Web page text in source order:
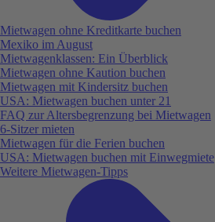
Mietwagen ohne Kreditkarte buchen
Mexiko im August
Mietwagenklassen: Ein Überblick
Mietwagen ohne Kaution buchen
Mietwagen mit Kindersitz buchen
USA: Mietwagen buchen unter 21
FAQ zur Altersbegrenzung bei Mietwagen
6-Sitzer mieten
Mietwagen für die Ferien buchen
USA: Mietwagen buchen mit Einwegmiete
Weitere Mietwagen-Tipps